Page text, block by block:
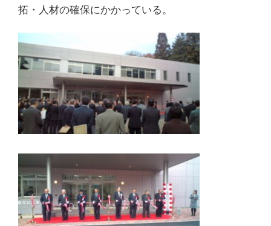
拓・人材の確保にかかっている。